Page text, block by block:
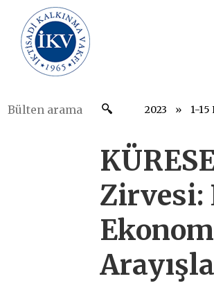
2023 1-15
Zirvesi: